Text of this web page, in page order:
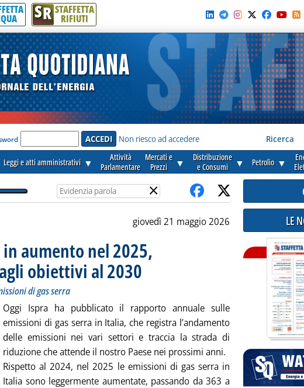
SR STAFFETTA
RIFIUTI
Non riesco ad accedere Ricerca
Leggi e atti amministrativi ▼
Attività
Parlamentare
Mercati e
Prezzi
▼
Distribuzione
e Consumi
▼ Petrolio ▼
×
giovedì 21 maggio 2026
aumento nel 2025,
obiettivi al 2030
di gas serra
Oggi Ispra ha pubblicato il rapporto annuale sulle
emissioni di gas serra in Italia, che registra l’andamento
delle emissioni nei vari settori e traccia la strada di
riduzione che attende il nostro Paese nei prossimi anni.
Rispetto al 2024, nel 2025 le emissioni di gas serra in
Italia sono leggermente aumentate, passando da 363 a
LE